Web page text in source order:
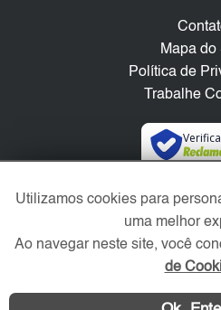
Mapa do
Política de
Trabalhe
Redes
Utilizamos cookies para
uma melhor
Ao navegar neste site, você
de